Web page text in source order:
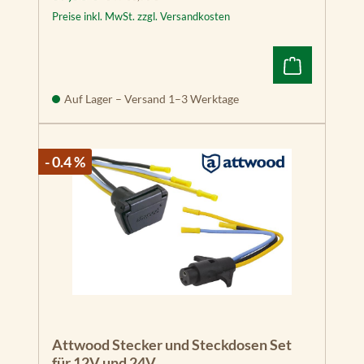
Preise inkl. MwSt. zzgl. Versandkosten
Auf Lager – Versand 1–3 Werktage
- 0.4 %
Attwood Stecker und Steckdosen Set